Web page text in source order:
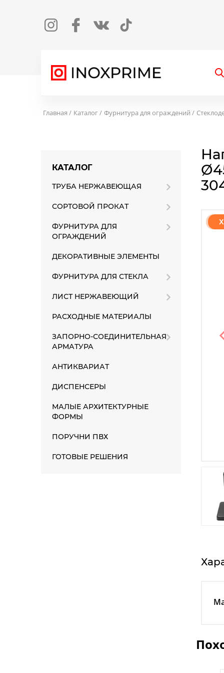
InstagramFacebookВконтакте
TikTok
Главная Каталог Фурнитура для ограждений
КАТАЛОГ
ТРУБА НЕРЖАВЕЮЩАЯ
СОРТОВОЙ ПРОКАТ
ФУРНИТУРА ДЛЯ
ОГРАЖДЕНИЙ
ДЕКОРАТИВНЫЕ ЭЛЕМЕНТЫ
ФУРНИТУРА ДЛЯ СТЕКЛА
ЛИСТ НЕРЖАВЕЮЩИЙ
РАСХОДНЫЕ МАТЕРИАЛЫ
ЗАПОРНО-СОЕДИНИТЕЛЬНАЯ
АРМАТУРА
АНТИКВАРИАТ
ДИСПЕНСЕРЫ
МАЛЫЕ АРХИТЕКТУРНЫЕ
ФОРМЫ
ПОРУЧНИ ПВХ
ГОТОВЫЕ РЕШЕНИЯ